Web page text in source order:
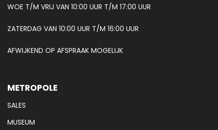
WOE T/M VRIJ VAN 10:00 UUR T/M 17:00 UUR
ZATERDAG VAN 10:00 UUR T/M 16:00 UUR
AFWIJKEND OP AFSPRAAK MOGELIJK
METROPOLE
SALES
MUSEUM